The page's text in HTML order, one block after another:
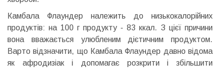
Камбала Флаундер належить до низькокалорійних
продуктів: на 100 г продукту - 83 ккал. З цієї причини
вона вважається улюбленим дієтичним продуктом.
Варто відзначити, що Камбала Флаундер давно відома
як афродизіак і допомагає розкрити і збільшити